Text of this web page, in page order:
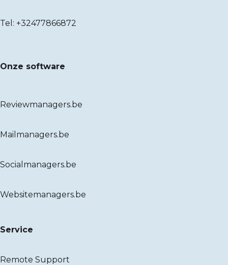
Tel: +32477866872
Onze software
Reviewmanagers.be
Mailmanagers.be
Socialmanagers.be
Websitemanagers.be
Service
Remote Support